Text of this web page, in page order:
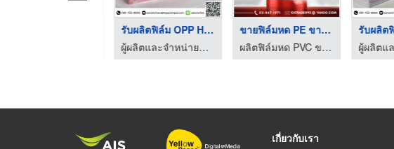
รับผลิตฟิล์ม OPP Hea ...
ผู้ผลิตและจำหน่ายฟิล์มบรรจุภัณฑ์คุณภาพสูง สำหรับทุกอุตสาหกรรม
ขายฟิล์มหด PE ขายฟิ ...
ผลิตฟิล์มหด PVC ขายส่ง - เค.เอ.มาร์เก็ตติ้ง
เกี่ยวกับเรา